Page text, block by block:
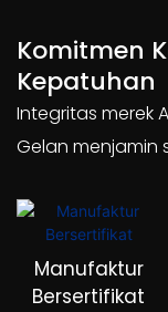
Komitmen
Kepatuhan
Integritas merek
Gelan menjamin
Manufaktur
Bersertifikat